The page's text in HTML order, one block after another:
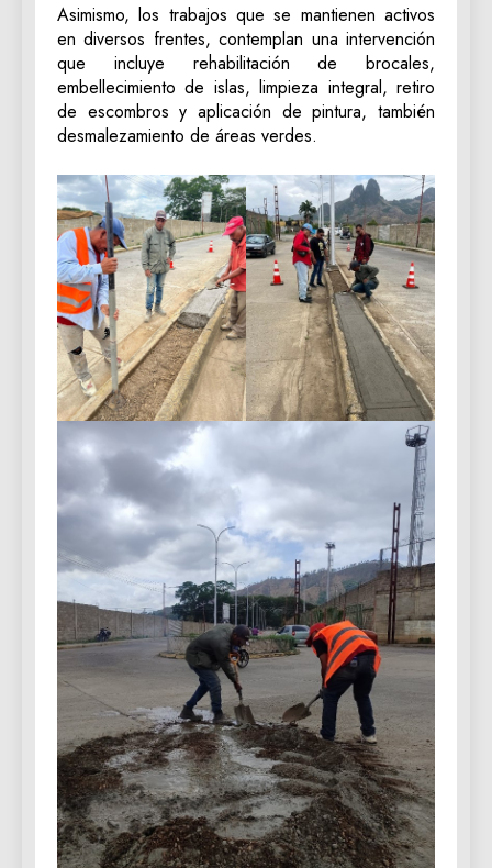
‎Asimismo, los trabajos que se mantienen activos
en diversos frentes, contemplan una intervención
que incluye rehabilitación de brocales,
embellecimiento de islas, limpieza integral, retiro
de escombros y aplicación de pintura, también
desmalezamiento de áreas verdes.